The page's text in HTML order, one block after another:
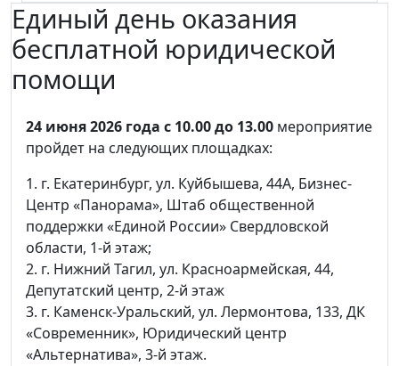
Единый день оказания
бесплатной юридической
помощи
24 июня 2026 года с 10.00 до 13.00 мероприятие
пройдет на следующих площадках:
1. г. Екатеринбург, ул. Куйбышева, 44А, Бизнес-
Центр «Панорама», Штаб общественной
поддержки «Единой России» Свердловской
области, 1-й этаж;
2. г. Нижний Тагил, ул. Красноармейская, 44,
Депутатский центр, 2-й этаж
3. г. Каменск-Уральский, ул. Лермонтова, 133, ДК
«Современник», Юридический центр
«Альтернатива», 3-й этаж.